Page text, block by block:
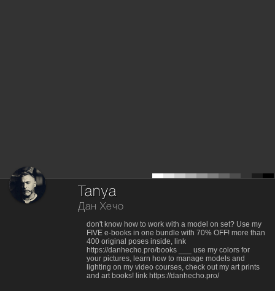
Tanya
Дан Хечо
don't know how to work with a model on set? Use my
FIVE e-books in one bundle with 70% OFF! more than
400 original poses inside, link
https://danhecho.pro/books ___ use my colors for
your pictures, learn how to manage models and
lighting on my video courses, check out my art prints
and art books! link https://danhecho.pro/